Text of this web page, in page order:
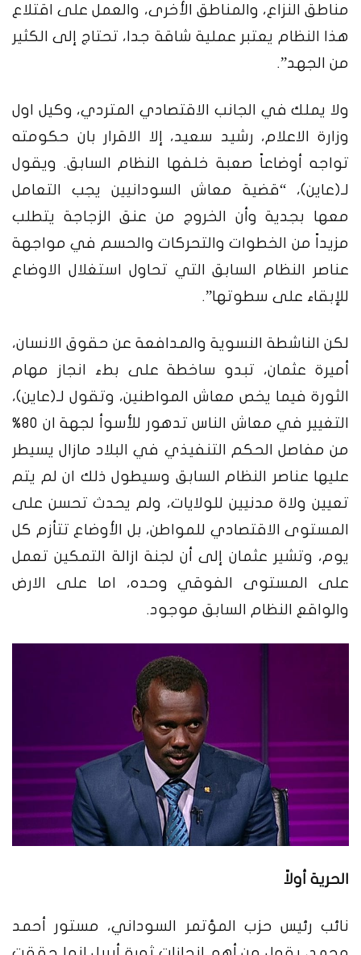
مناطق النزاع، والمناطق الأخرى، والعمل على اقتلاع
هذا النظام يعتبر عملية شاقة جدا، تحتاج إلى الكثير
من الجهد”.
ولا يملك في الجانب الاقتصادي المتردي، وكيل اول
وزارة الاعلام، رشيد سعيد، إلا الاقرار بان حكومته
تواجه أوضاعاً صعبة خلفها النظام السابق. ويقول
لـ(عاين)، “قضية معاش السودانيين يجب التعامل
معها بجدية وأن الخروج من عنق الزجاجة يتطلب
مزيداً من الخطوات والتحركات والحسم في مواجهة
عناصر النظام السابق التي تحاول استغلال الاوضاع
للإبقاء على سطوتها”.
لكن الناشطة النسوية والمدافعة عن حقوق الانسان،
أميرة عثمان، تبدو ساخطة على بطء انجاز مهام
الثورة فيما يخص معاش المواطنين، وتقول لـ(عاين)،
التغيير في معاش الناس تدهور للأسوأ لجهة ان 80%
من مفاصل الحكم التنفيذي في البلاد مازال يسيطر
عليها عناصر النظام السابق وسيطول ذلك ان لم يتم
تعيين ولاة مدنيين للولايات، ولم يحدث تحسن على
المستوى الاقتصادي للمواطن، بل الأوضاع تتأزم كل
يوم، وتشير عثمان إلى أن لجنة ازالة التمكين تعمل
على المستوى الفوقي وحده، اما على الارض
والواقع النظام السابق موجود.
الحرية أولاً
نائب رئيس حزب المؤتمر السوداني، مستور أحمد